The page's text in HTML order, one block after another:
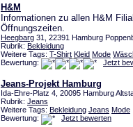
H&M
Informationen zu allen H&M
Öffnungszeiten.
Heegbarg 31, 22391 Hamburg
Rubrik: Bekleidung
Weitere Tags: T-Shirt Kleid Mode
Bewertung:
Jetzt
Jeans-Projekt Hamburg
Ida-Ehre-Platz 4, 20095 Hamburg
Rubrik: Jeans
Weitere Tags: Bekleidung Jeans Mode
Bewertung:
Jetzt bewerten